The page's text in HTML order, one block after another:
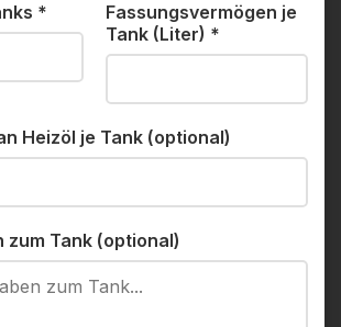
*
Fassungsvermögen je
Tank (Liter) *
Heizöl je Tank (optional)
zum Tank (optional)